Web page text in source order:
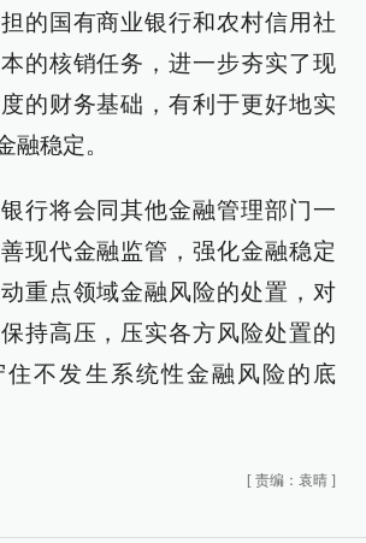
的国有商业银行和农村信用社
的核销任务，进一步夯实了现
的财务基础，有利于更好地实
融稳定。
行将会同其他金融管理部门一
现代金融监管，强化金融稳定
重点领域金融风险的处置，对
持高压，压实各方风险处置的
住不发生系统性金融风险的底
[ 责编：袁晴 ]